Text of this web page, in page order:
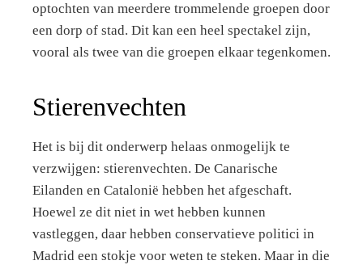
optochten van meerdere trommelende groepen door
een dorp of stad. Dit kan een heel spectakel zijn,
vooral als twee van die groepen elkaar tegenkomen.
Stierenvechten
Het is bij dit onderwerp helaas onmogelijk te
verzwijgen: stierenvechten. De Canarische
Eilanden en Catalonië hebben het afgeschaft.
Hoewel ze dit niet in wet hebben kunnen
vastleggen, daar hebben conservatieve politici in
Madrid een stokje voor weten te steken. Maar in die